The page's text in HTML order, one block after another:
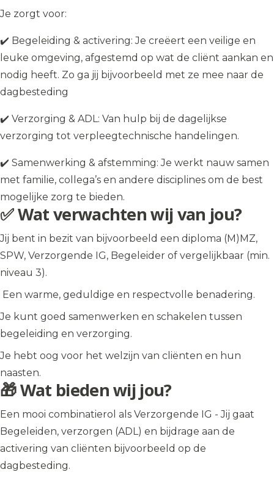
Je zorgt voor:
✔️ Begeleiding & activering: Je creëert een veilige en
leuke omgeving, afgestemd op wat de cliënt aankan en
nodig heeft. Zo ga jij bijvoorbeeld met ze mee naar de
dagbesteding
✔️ Verzorging & ADL: Van hulp bij de dagelijkse
verzorging tot verpleegtechnische handelingen.
✔️ Samenwerking & afstemming: Je werkt nauw samen
met familie, collega’s en andere disciplines om de best
mogelijke zorg te bieden.
✅ Wat verwachten wij van jou?
Jij bent in bezit van bijvoorbeeld een diploma (M)MZ,
SPW, Verzorgende IG, Begeleider of vergelijkbaar (min.
niveau 3).
Een warme, geduldige en respectvolle benadering.
Je kunt goed samenwerken en schakelen tussen
begeleiding en verzorging.
Je hebt oog voor het welzijn van cliënten en hun
naasten.
🎁 Wat bieden wij jou?
Een mooi combinatierol als Verzorgende IG - Jij gaat
Begeleiden, verzorgen (ADL) en bijdrage aan de
activering van cliënten bijvoorbeeld op de
dagbesteding.